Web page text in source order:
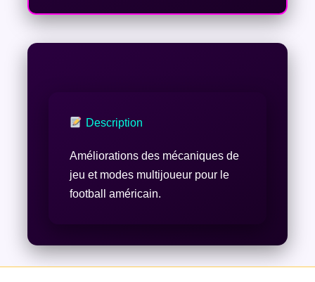
Description
Améliorations des mécaniques de
jeu et modes multijoueur pour le
football américain.